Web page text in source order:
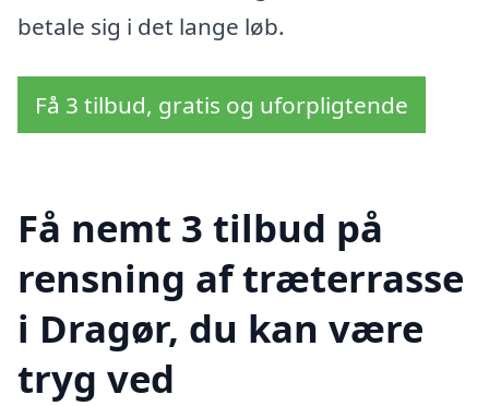
betale sig i det lange løb.
Få 3 tilbud, gratis og uforpligtende
Få nemt 3 tilbud på
rensning af træterrasse
i Dragør, du kan være
tryg ved